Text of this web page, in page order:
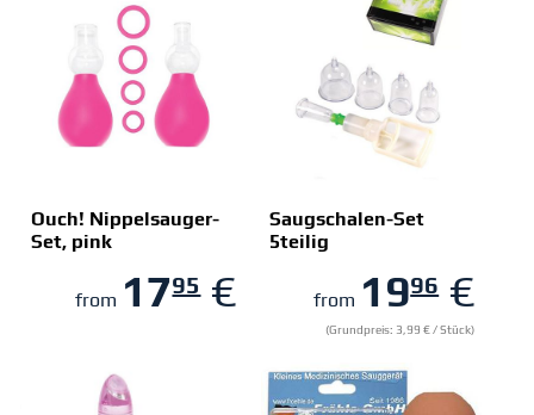
Ouch! Nippelsauger-
Set, pink
from 1795€
Saugschalen-Set
5teilig
from 1996€
(Grundpreis: 3,99 € / Stück)